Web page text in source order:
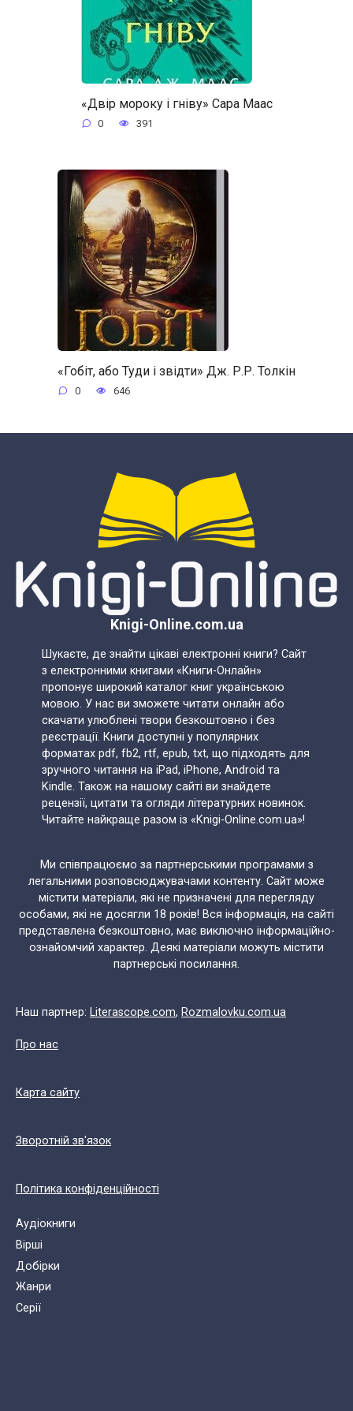
«Двір мороку і гніву» Сара Маас
0 391
«Гобіт, або Туди і звідти» Дж. Р.Р. Толкін
0 646
Knigi-Online.com.ua
Шукаєте, де знайти цікаві електронні книги? Сайт
з електронними книгами «Книги-Онлайн»
пропонує широкий каталог книг українською
мовою. У нас ви зможете читати онлайн або
скачати улюблені твори безкоштовно і без
реєстрації. Книги доступні у популярних
форматах pdf, fb2, rtf, epub, txt, що підходять для
зручного читання на iPad, iPhone, Android та
Kindle. Також на нашому сайті ви знайдете
рецензії, цитати та огляди літературних новинок.
Читайте найкраще разом із «Knigi-Online.com.ua»!
Ми співпрацюємо за партнерськими програмами з
легальними розповсюджувачами контенту. Сайт може
містити матеріали, які не призначені для перегляду
особами, які не досягли 18 років! Вся інформація, на сайті
представлена безкоштовно, має виключно інформаційно-
ознайомчий характер. Деякі матеріали можуть містити
партнерські посилання.
Наш партнер: Literascope.com, Rozmalovku.com.ua
Про нас
Карта сайту
Зворотній зв'язок
Політика конфіденційності
Аудіокниги
Вірші
Добірки
Жанри
Cерії